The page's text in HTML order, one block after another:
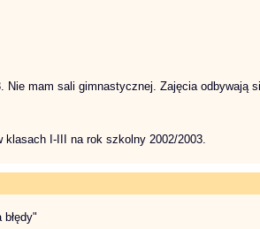
mam sali gimnastycznej. Zajęcia odbywają
klasach I-III na rok szkolny 2002/2003.